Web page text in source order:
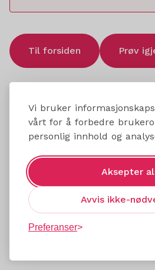
Vi bruker
vårt for å forbedre
personlig innhold og
Aksepter
Avvis ikke-
Preferanser
Til forsiden Prøv